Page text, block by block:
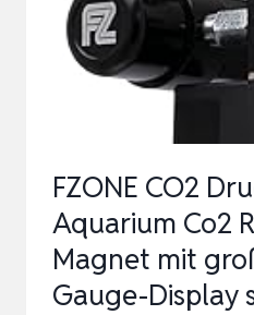
FZONE CO2
Aquarium Co2
Magnet mit
Gauge-Display